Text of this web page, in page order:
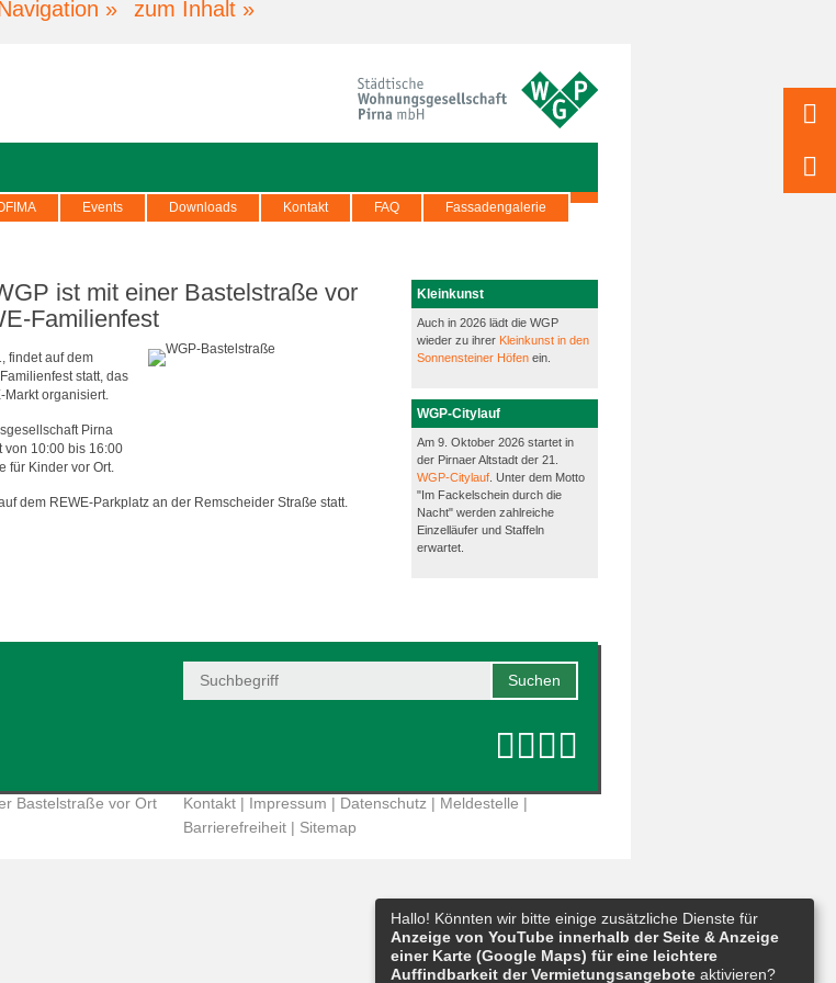
» zum Inhalt »
Events Downloads Kontakt FAQ Fassadengalerie
ist mit einer Bastelstraße vor
Familienfest
findet auf dem
statt, das
Markt organisiert.
Pirna
von 10:00 bis 16:00
für Kinder vor Ort.
dem REWE-Parkplatz an der Remscheider Straße statt.
Kleinkunst
Auch in 2026 lädt die WGP
wieder zu ihrer Kleinkunst in den
Sonnensteiner Höfen ein.
WGP-Citylauf
Am 9. Oktober 2026 startet in
der Pirnaer Altstadt der 21.
WGP-Citylauf . Unter dem Motto
"Im Fackelschein durch die
Nacht" werden zahlreiche
Einzelläufer und Staffeln
erwartet.
Bastelstraße vor Ort
Kontakt | Impressum | Datenschutz | Meldestelle |
Barrierefreiheit | Sitemap
Hallo! Könnten wir bitte einige zusätzliche Dienste für
Anzeige von YouTube innerhalb der Seite & Anzeige
einer Karte (Google Maps) für eine leichtere
Auffindbarkeit der Vermietungsangebote aktivieren?